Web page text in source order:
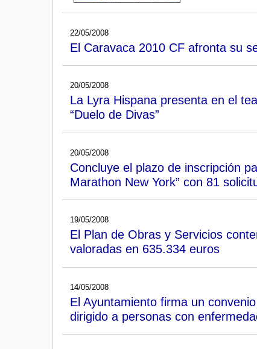
22/05/2008
El Caravaca 2010 CF afronta su
20/05/2008
La Lyra Hispana presenta en el
“Duelo de Divas”
20/05/2008
Concluye el plazo de inscripción
Marathon New York” con 81
19/05/2008
El Plan de Obras y Servicios
valoradas en 635.334 euros
14/05/2008
El Ayuntamiento firma un
dirigido a personas con